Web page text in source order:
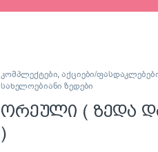
კომპლექტები,აქციები/
სახელოებიანი ზედები
ორეული ( ზედა
)